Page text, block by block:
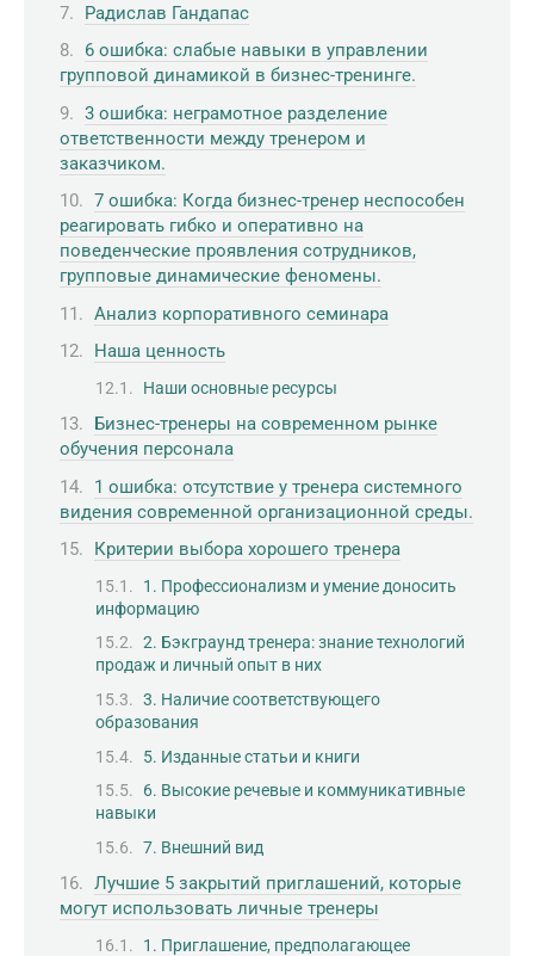
Радислав Гандапас
6 ошибка: слабые навыки в управлении
групповой динамикой в бизнес-тренинге.
3 ошибка: неграмотное разделение
ответственности между тренером и
заказчиком.
7 ошибка: Когда бизнес-тренер неспособен
реагировать гибко и оперативно на
поведенческие проявления сотрудников,
групповые динамические феномены.
Анализ корпоративного семинара
Наша ценность
Наши основные ресурсы
Бизнес-тренеры на современном рынке
обучения персонала
1 ошибка: отсутствие у тренера системного
видения современной организационной среды.
Критерии выбора хорошего тренера
1. Профессионализм и умение доносить
информацию
2. Бэкграунд тренера: знание технологий
продаж и личный опыт в них
3. Наличие соответствующего
образования
5. Изданные статьи и книги
6. Высокие речевые и коммуникативные
навыки
7. Внешний вид
Лучшие 5 закрытий приглашений, которые
могут использовать личные тренеры
1. Приглашение, предполагающее